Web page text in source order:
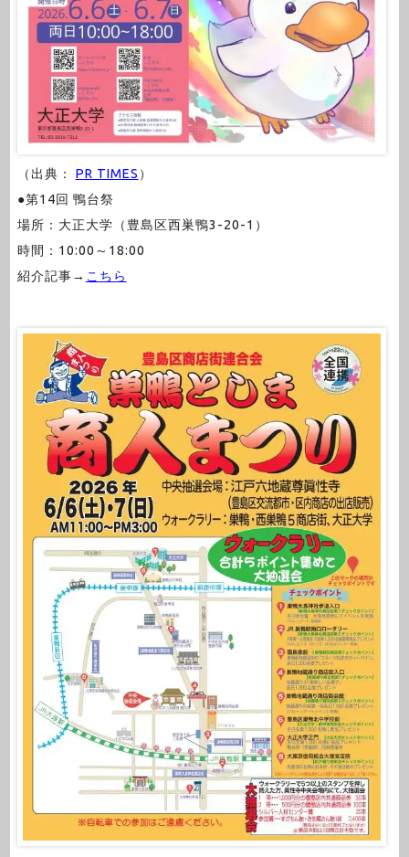
（出典： PR TIMES ）
●第14回 鴨台祭
場所：大正大学（豊島区西巣鴨3-20-1）
時間：10:00～18:00
紹介記事→ こちら